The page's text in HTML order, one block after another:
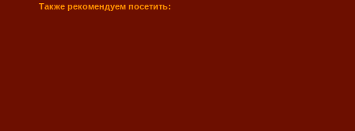
Также рекомендуем посетить: